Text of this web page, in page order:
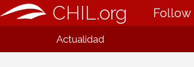
CHIL.org Follow
Actualidad